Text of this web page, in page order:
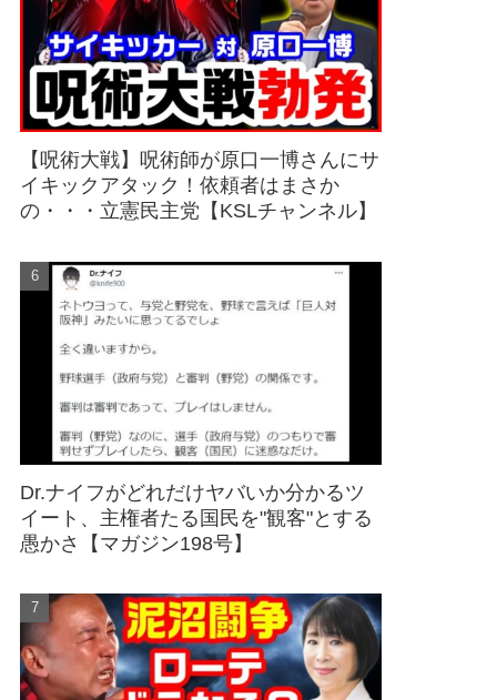
【呪術大戦】呪術師が原口一博さんにサ
イキックアタック！依頼者はまさか
の・・・立憲民主党【KSLチャンネル】
Dr.ナイフがどれだけヤバいか分かるツ
イート、主権者たる国民を"観客"とする
愚かさ【マガジン198号】